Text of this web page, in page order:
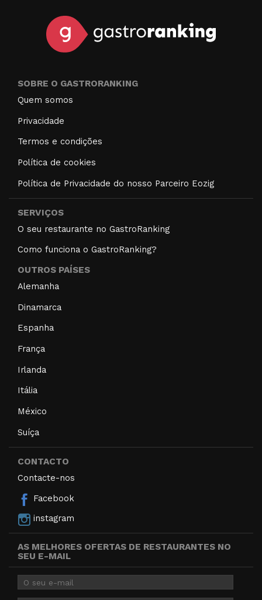
SOBRE O GASTRORANKING
Quem somos
Privacidade
Termos e condições
Política de cookies
Política de Privacidade do nosso Parceiro Eozig
SERVIÇOS
O seu restaurante no GastroRanking
Como funciona o GastroRanking?
OUTROS PAÍSES
Alemanha
Dinamarca
Espanha
França
Irlanda
Itália
México
Suíça
CONTACTO
Contacte-nos
Facebook
instagram
AS MELHORES OFERTAS DE RESTAURANTES NO
SEU E-MAIL